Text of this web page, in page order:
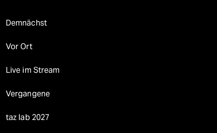
Demnächst
Vor Ort
Live im Stream
Vergangene
taz lab 2027